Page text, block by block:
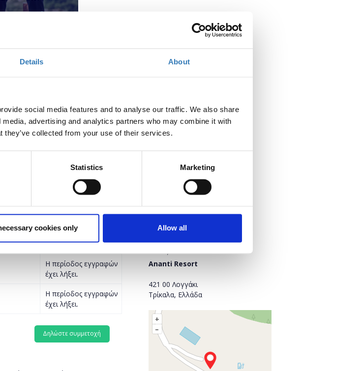
Details About
social media features and to analyse our traffic. We also share
advertising and analytics partners who may combine it with
they’ve collected from your use of their services.
Statistics Marketing
cookies only Allow all
Επιλέξτε ώρα
Η περίοδος εγγραφών
έχει λήξει.
Η περίοδος εγγραφών
έχει λήξει.
Η περίοδος εγγραφών
έχει λήξει.
Η περίοδος εγγραφών
έχει λήξει.
Σάββατο, 13 Απριλίου 2024
Πού;
Ananti Resort
421 00 Λογγάκι
Τρίκαλα, Ελλάδα
+
–